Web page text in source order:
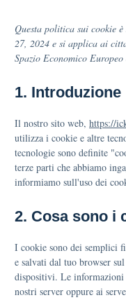
Questa politica sui cookie
27, 2024 e si applica ai
Spazio Economico Europeo
1. Introduzione
Il nostro sito web, https://
utilizza i cookie e altre
tecnologie sono definite
terze parti che abbiamo
informiamo sull'uso dei
2. Cosa sono i
I cookie sono dei semplici
e salvati dal tuo browser
dispositivi. Le informazioni
nostri server oppure ai